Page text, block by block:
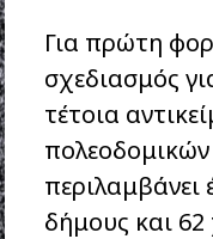
Για πρώτη
σχεδιασμός
τέτοια
περιλαμβάνει
δήμους και 62